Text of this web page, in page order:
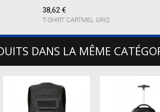
38,62 €
T-SHIRT CARTMEL GRIS
DANS LA MÊME